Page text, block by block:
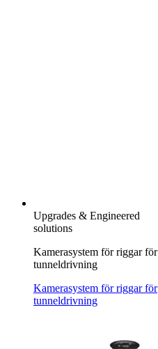
Upgrades & Engineered
solutions
Kamerasystem för riggar för
tunneldrivning
Kamerasystem för riggar för
tunneldrivning